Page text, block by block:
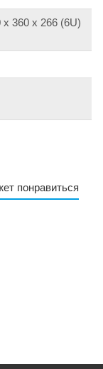
х 360 х 266 (6U)
понравиться